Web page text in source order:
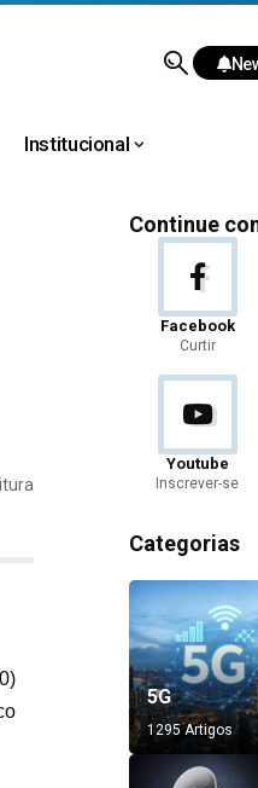
Institucional
Continue
Facebook
Curtir
Youtube
Inscrever-se
Categorias
5G
1295 Artigos